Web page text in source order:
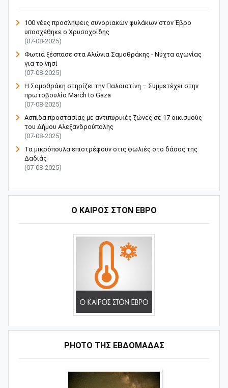
100 νέες προσλήψεις συνοριακών φυλάκων στον Έβρο
υποσχέθηκε ο Χρυσοχοΐδης
(07-08-2025)
Φωτιά ξέσπασε στα Αλώνια Σαμοθράκης - Νύχτα αγωνίας
για το νησί
(07-08-2025)
Η Σαμοθράκη στηρίζει την Παλαιστίνη – Συμμετέχει στην
πρωτοβουλία March to Gaza
(07-08-2025)
Ασπίδα προστασίας με αντιπυρικές ζώνες σε 17 οικισμούς
του Δήμου Αλεξανδρούπολης
(07-08-2025)
Τα μικρόπουλα επιστρέφουν στις φωλιές στο δάσος της
Δαδιάς
(07-08-2025)
Ο ΚΑΙΡΟΣ ΣΤΟΝ ΕΒΡΟ
PHOTO ΤΗΣ ΕΒΔΟΜΑΔΑΣ